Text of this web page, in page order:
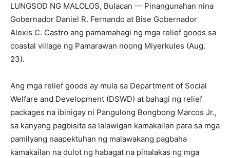
LUNGSOD NG MALOLOS, Bulacan — Pinangunahan nina
Gobernador Daniel R. Fernando at Bise Gobernador
Alexis C. Castro ang pamamahagi ng mga relief goods sa
coastal village ng Pamarawan noong Miyerkules (Aug.
23).
Ang mga relief goods ay mula sa Department of Social
Welfare and Development (DSWD) at bahagi ng relief
packages na ibinigay ni Pangulong Bongbong Marcos Jr.,
sa kanyang pagbisita sa lalawigan kamakailan para sa mga
pamilyang naapektuhan ng malawakang pagbaha
kamakailan na dulot ng habagat na pinalakas ng mga